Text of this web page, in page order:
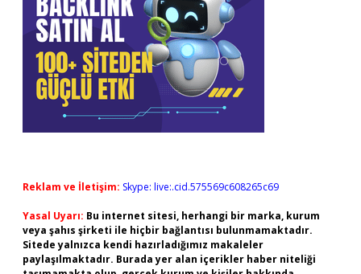
Reklam ve İletişim: Skype: live:.cid.575569c608265c69
Yasal Uyarı: Bu internet sitesi, herhangi bir marka, kurum
veya şahıs şirketi ile hiçbir bağlantısı bulunmamaktadır.
Sitede yalnızca kendi hazırladığımız makaleler
paylaşılmaktadır. Burada yer alan içerikler haber niteliği